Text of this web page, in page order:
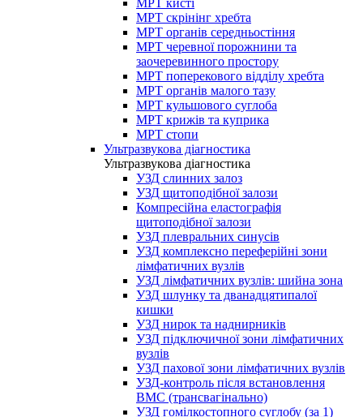
МРТ кисті
МРТ скрінінг хребта
МРТ органів середньостіння
МРТ черевної порожнини та
заочеревинного простору
МРТ поперекового відділу хребта
МРТ органів малого тазу
МРТ кульшового суглоба
МРТ крижів та куприка
МРТ стопи
Ультразвукова діагностика
Ультразвукова діагностика
УЗД слинних залоз
УЗД щитоподібної залози
Компресійна еластографія
щитоподібної залози
УЗД плевральних синусів
УЗД комплексно переферійні зони
лімфатичних вузлів
УЗД лімфатичних вузлів: шийна зона
УЗД шлунку та дванадцятипалої
кишки
УЗД нирок та наднирників
УЗД підключичної зони лімфатичних
вузлів
УЗД пахової зони лімфатичних вузлів
УЗД-контроль після встановлення
ВМС (трансвагінально)
УЗД гомілкостопного суглобу (за 1)